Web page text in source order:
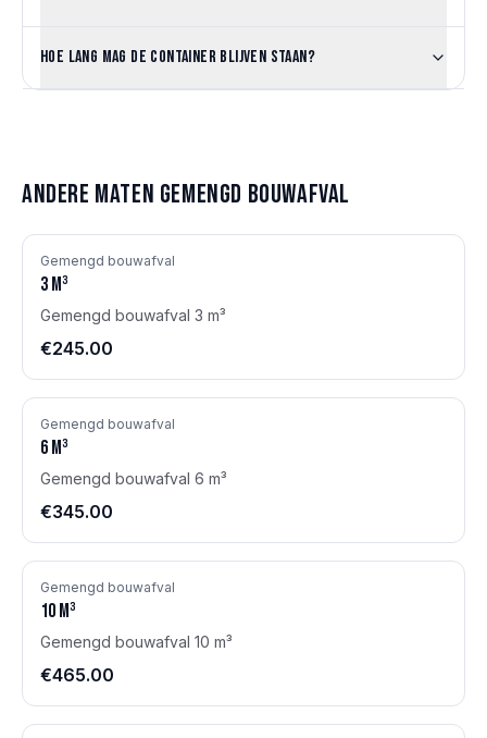
Hoe lang mag de container blijven staan?
Andere maten Gemengd bouwafval
Gemengd bouwafval
3 m³
Gemengd bouwafval 3 m³
€245.00
Gemengd bouwafval
6 m³
Gemengd bouwafval 6 m³
€345.00
Gemengd bouwafval
10 m³
Gemengd bouwafval 10 m³
€465.00